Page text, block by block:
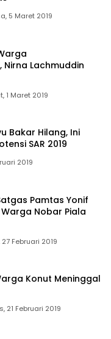
5 Maret 2019
Lachmuddin
1 Maret 2019
Bakar Hilang, Ini
SAR 2019
2019
Pamtas Yonif
Nobar Piala
27 Februari 2019
Konut Meninggal
21 Februari 2019